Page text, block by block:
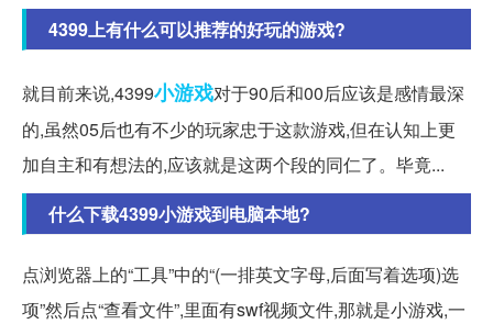
4399上有什么可以推荐的好玩的游戏?
就目前来说,4399小游戏对于90后和00后应该是感情最深
的,虽然05后也有不少的玩家忠于这款游戏,但在认知上更
加自主和有想法的,应该就是这两个段的同仁了。毕竟...
什么下载4399小游戏到电脑本地?
点浏览器上的“工具”中的“(一排英文字母,后面写着选项)选
项”然后点“查看文件”,里面有swf视频文件,那就是小游戏,一